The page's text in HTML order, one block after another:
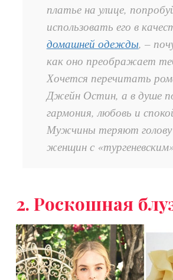
платье на улице,
использовать его в
домашней одежды, –
как оно преображает
Хочется перечитать
Джейн Остин, а в душе
гармония, любовь и
Мужчины теряют
женщин с
2. Роскошная